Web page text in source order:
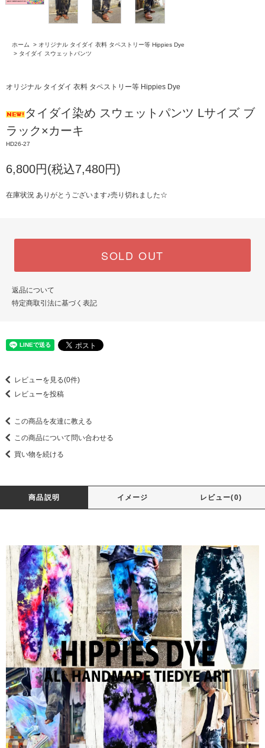
ホーム > オリジナル タイダイ 衣料 タペストリー等 Hippies Dye
> タイダイ スウェットパンツ
オリジナル タイダイ 衣料 タペストリー等 Hippies Dye
タイダイ染め スウェットパンツ Lサイズ ブ
ラック×カーキ
HD26-27
6,800円(税込7,480円)
在庫状況 ありがとうございます♪売り切れました☆
SOLD OUT
返品について
特定商取引法に基づく表記
レビューを見る(0件)
レビューを投稿
この商品を友達に教える
この商品について問い合わせる
買い物を続ける
商品説明 イメージ レビュー(0)